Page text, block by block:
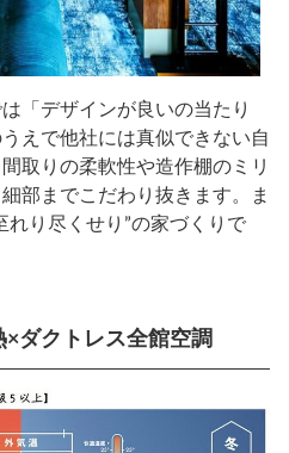
「デザインが良いの当たり
えで他社には真似できない自
取りの柔軟性や造作棚のミリ
部までこだわり抜きます。ま
れり尽くせり”の家づくりで
×ダクトレス全館空調